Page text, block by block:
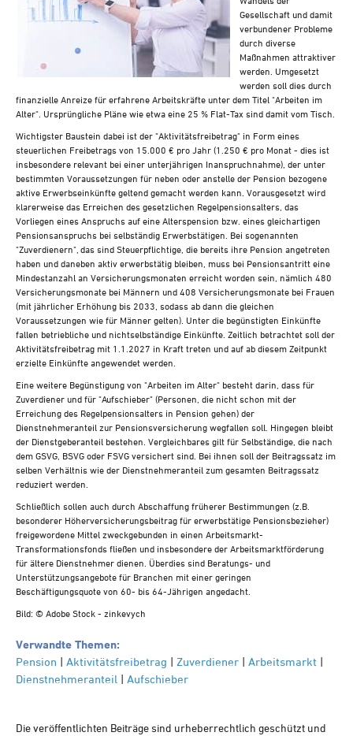
Landwirte-Info
Steuern A-Z
Videoarchiv
Gesellschaft und damit
verbundener Probleme
durch diverse
Maßnahmen attraktiver
werden. Umgesetzt
werden soll dies durch
finanzielle Anreize für erfahrene Arbeitskräfte unter dem Titel "Arbeiten im
Alter". Ursprüngliche Pläne wie etwa eine 25 % Flat-Tax sind damit vom Tisch.
Wichtigster Baustein dabei ist der "Aktivitätsfreibetrag" in Form eines
steuerlichen Freibetrags von 15.000 € pro Jahr (1.250 € pro Monat - dies ist
insbesondere relevant bei einer unterjährigen Inanspruchnahme), der unter
bestimmten Voraussetzungen für neben oder anstelle der Pension bezogene
aktive Erwerbseinkünfte geltend gemacht werden kann. Vorausgesetzt wird
klarerweise das Erreichen des gesetzlichen Regelpensionsalters, das
Vorliegen eines Anspruchs auf eine Alterspension bzw. eines gleichartigen
Pensionsanspruchs bei selbständig Erwerbstätigen. Bei sogenannten
"Zuverdienern", das sind Steuerpflichtige, die bereits ihre Pension angetreten
haben und daneben aktiv erwerbstätig bleiben, muss bei Pensionsantritt eine
Mindestanzahl an Versicherungsmonaten erreicht worden sein, nämlich 480
Versicherungsmonate bei Männern und 408 Versicherungsmonate bei Frauen
(mit jährlicher Erhöhung bis 2033, sodass ab dann die gleichen
Voraussetzungen wie für Männer gelten). Unter die begünstigten Einkünfte
fallen betriebliche und nichtselbständige Einkünfte. Zeitlich betrachtet soll der
Aktivitätsfreibetrag mit 1.1.2027 in Kraft treten und auf ab diesem Zeitpunkt
erzielte Einkünfte angewendet werden.
Eine weitere Begünstigung von "Arbeiten im Alter" besteht darin, dass für
Zuverdiener und für "Aufschieber" (Personen, die nicht schon mit der
Erreichung des Regelpensionsalters in Pension gehen) der
Dienstnehmeranteil zur Pensionsversicherung wegfallen soll. Hingegen bleibt
der Dienstgeberanteil bestehen. Vergleichbares gilt für Selbständige, die nach
dem GSVG, BSVG oder FSVG versichert sind. Bei ihnen soll der Beitragssatz im
selben Verhältnis wie der Dienstnehmeranteil zum gesamten Beitragssatz
reduziert werden.
Schließlich sollen auch durch Abschaffung früherer Bestimmungen (z.B.
besonderer Höherversicherungsbeitrag für erwerbstätige Pensionsbezieher)
freigewordene Mittel zweckgebunden in einen Arbeitsmarkt-
Transformationsfonds fließen und insbesondere der Arbeitsmarktförderung
für ältere Dienstnehmer dienen. Überdies sind Beratungs- und
Unterstützungsangebote für Branchen mit einer geringen
Beschäftigungsquote von 60- bis 64-Jährigen angedacht.
Bild: © Adobe Stock - zinkevych
Verwandte Themen:
Pension | Aktivitätsfreibetrag | Zuverdiener | Arbeitsmarkt |
Dienstnehmeranteil | Aufschieber
Die veröffentlichten Beiträge sind urheberrechtlich geschützt und